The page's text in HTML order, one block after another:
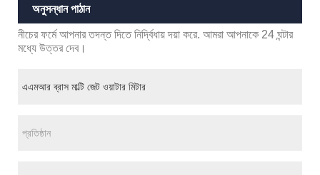
অনুসন্ধান পাঠান
নীচের ফর্মে আপনার তদন্ত দিতে নির্দ্বিধায় দয়া করে. আমরা আপনাকে 24 ঘন্টার
মধ্যে উত্তর দেব।